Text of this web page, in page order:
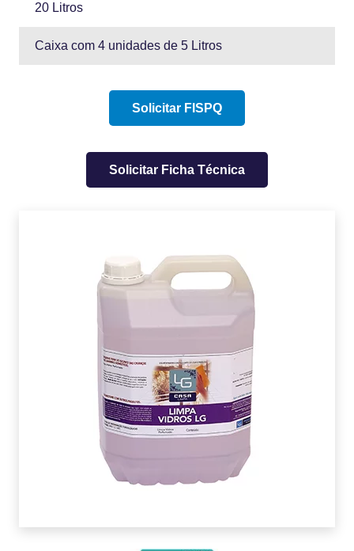
20 Litros
Caixa com 4 unidades de 5 Litros
Solicitar FISPQ
Solicitar Ficha Técnica